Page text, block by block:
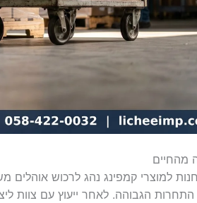
מהחיים
התחרות הגבוהה. לאחר ייעוץ עם צוות